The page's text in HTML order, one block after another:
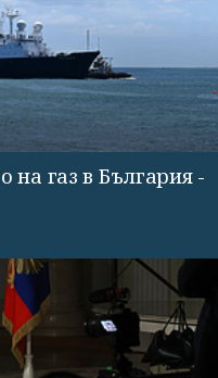
на газ в България -